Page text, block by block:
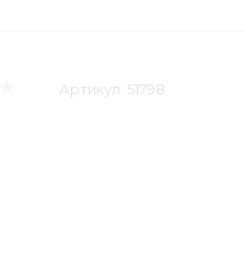
Артикул: 51798